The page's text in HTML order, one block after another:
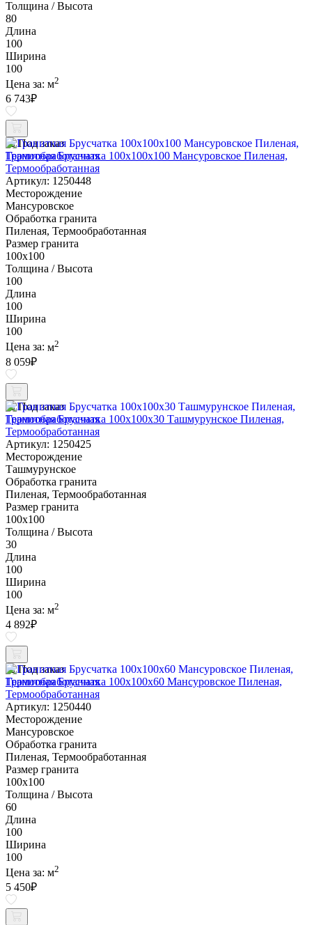
Толщина / Высота
80
Длина
100
Ширина
100
Цена за: м2
6 743₽
Под заказ
Гранитная Брусчатка 100х100x100 Мансуровское Пиленая,
Термообработанная
Артикул: 1250448
Месторождение
Мансуровское
Обработка гранита
Пиленая, Термообработанная
Размер гранита
100х100
Толщина / Высота
100
Длина
100
Ширина
100
Цена за: м2
8 059₽
Под заказ
Гранитная Брусчатка 100х100x30 Ташмурунское Пиленая,
Термообработанная
Артикул: 1250425
Месторождение
Ташмурунское
Обработка гранита
Пиленая, Термообработанная
Размер гранита
100х100
Толщина / Высота
30
Длина
100
Ширина
100
Цена за: м2
4 892₽
Под заказ
Гранитная Брусчатка 100х100x60 Мансуровское Пиленая,
Термообработанная
Артикул: 1250440
Месторождение
Мансуровское
Обработка гранита
Пиленая, Термообработанная
Размер гранита
100х100
Толщина / Высота
60
Длина
100
Ширина
100
Цена за: м2
5 450₽